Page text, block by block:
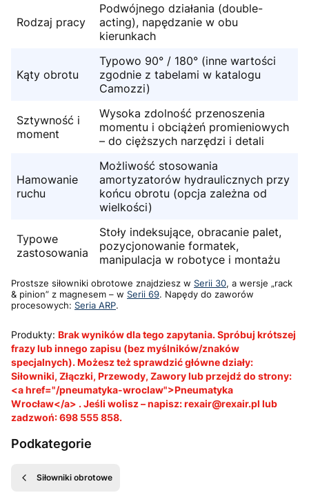
Rodzaj pracy
Podwójnego działania (double-
acting), napędzanie w obu
kierunkach
Kąty obrotu
Typowo 90° / 180° (inne wartości
zgodnie z tabelami w katalogu
Camozzi)
Sztywność i
moment
Wysoka zdolność przenoszenia
momentu i obciążeń promieniowych
– do cięższych narzędzi i detali
Hamowanie
ruchu
Możliwość stosowania
amortyzatorów hydraulicznych przy
końcu obrotu (opcja zależna od
wielkości)
Typowe
zastosowania
Stoły indeksujące, obracanie palet,
pozycjonowanie formatek,
manipulacja w robotyce i montażu
Prostsze siłowniki obrotowe znajdziesz w Serii 30, a wersje „rack
& pinion” z magnesem – w Serii 69. Napędy do zaworów
procesowych: Seria ARP.
Produkty: Brak wyników dla tego zapytania. Spróbuj krótszej
frazy lub innego zapisu (bez myślników/znaków
specjalnych). Możesz też sprawdzić główne działy:
Siłowniki, Złączki, Przewody, Zawory lub przejdź do strony:
<a href="/pneumatyka-wroclaw">Pneumatyka
Wrocław</a> . Jeśli wolisz – napisz: rexair@rexair.pl lub
zadzwoń: 698 555 858.
Podkategorie
Siłowniki obrotowe